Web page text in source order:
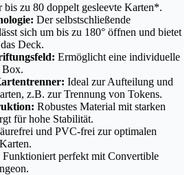
bis zu 80 doppelt gesleevte Karten*.
Der selbstschließende
sich um bis zu 180° öffnen und bietet
Deck.
Ermöglicht eine individuelle
Box.
Ideal zur Aufteilung und
z.B. zur Trennung von Tokens.
Robustes Material mit starken
für hohe Stabilität.
und PVC-frei zur optimalen
Funktioniert perfekt mit Convertible